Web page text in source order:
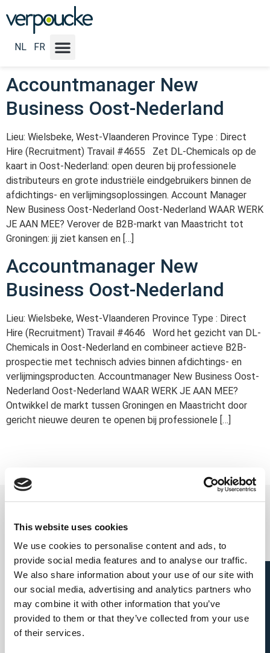
This website uses cookies
We use cookies to personalise content and ads, to
provide social media features and to analyse our traffic.
We also share information about your use of our site with
our social media, advertising and analytics partners who
may combine it with other information that you’ve
provided to them or that they’ve collected from your use
of their services.
NL FR
Emploi Locatie NL :
Nederland
Accountmanager New
Business Oost-Nederland
Lieu: Wielsbeke, West-Vlaanderen Province Type : Direct
Hire (Recruitment) Travail #4655 Zet DL-Chemicals op de
kaart in Oost-Nederland: open deuren bij professionele
distributeurs en grote industriële eindgebruikers binnen de
afdichtings- en verlijmingsoplossingen. Account Manager
New Business Oost-Nederland Oost-Nederland WAAR WERK
JE AAN MEE? Verover de B2B-markt van Maastricht tot
Groningen: jij ziet kansen en […]
Accountmanager New
Business Oost-Nederland
Lieu: Wielsbeke, West-Vlaanderen Province Type : Direct
Hire (Recruitment) Travail #4646 Word het gezicht van DL-
Chemicals in Oost-Nederland en combineer actieve B2B-
prospectie met technisch advies binnen afdichtings- en
verlijmingsproducten. Accountmanager New Business Oost-
Nederland Oost-Nederland WAAR WERK JE AAN MEE?
Ontwikkel de markt tussen Groningen en Maastricht door
gericht nieuwe deuren te openen bij professionele […]
Pourquoi Verpoucke?
Vision
Notre histoire
L’Equipe Verpoucke